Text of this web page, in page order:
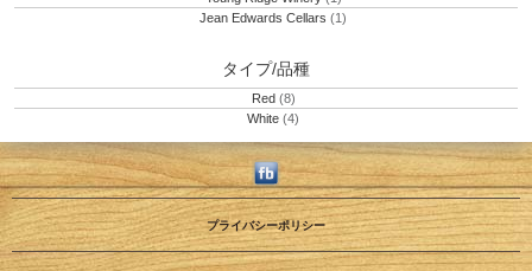
Jean Edwards Cellars (1)
タイプ/品種
Red (8)
White (4)
プライバシーポリシー